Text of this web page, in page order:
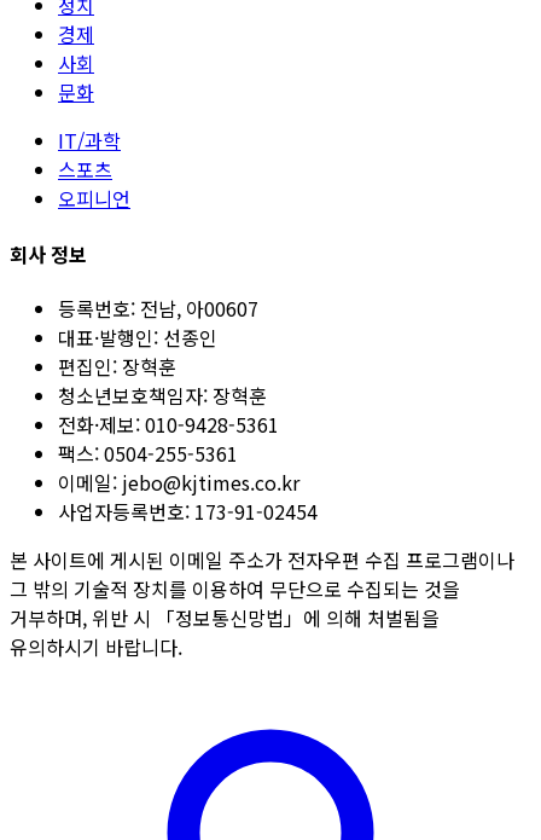
경제
사회
문화
IT/과학
스포츠
오피니언
회사 정보
등록번호: 전남, 아00607
대표·발행인: 선종인
편집인: 장혁훈
청소년보호책임자: 장혁훈
전화·제보:010-9428-5361
팩스:0504-255-5361
이메일: jebo@kjtimes.co.kr
사업자등록번호: 173-91-02454
본 사이트에 게시된 이메일 주소가 전자우편 수집 프로그램이나
그 밖의 기술적 장치를 이용하여 무단으로 수집되는 것을
거부하며, 위반 시 「정보통신망법」에 의해 처벌됨을
유의하시기 바랍니다.